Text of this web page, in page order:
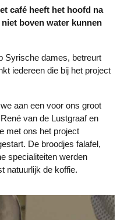
café heeft het hoofd na
boven water kunnen
iedereen die bij het project
van de Lustgraaf en
met ons het project
De broodjes falafel,
specialiteiten werden
natuurlijk de koffie.